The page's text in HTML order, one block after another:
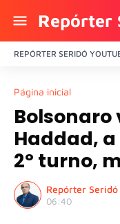
Repórter
REPÓRTER SERIDÓ
Página inicial
Bolsonaro
Haddad, a
2º turno,
Repórter Seridó
06:40